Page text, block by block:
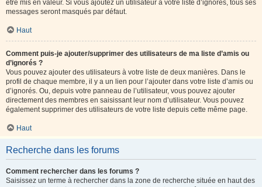
être mis en valeur. Si vous ajoutez un utilisateur à votre liste d’ignorés, tous ses
messages seront masqués par défaut.
Haut
Comment puis-je ajouter/supprimer des utilisateurs de ma liste d’amis ou
d’ignorés ?
Vous pouvez ajouter des utilisateurs à votre liste de deux manières. Dans le
profil de chaque membre, il y a un lien pour l’ajouter dans votre liste d’amis ou
d’ignorés. Ou, depuis votre panneau de l’utilisateur, vous pouvez ajouter
directement des membres en saisissant leur nom d’utilisateur. Vous pouvez
également supprimer des utilisateurs de votre liste depuis cette même page.
Haut
Recherche dans les forums
Comment rechercher dans les forums ?
Saisissez un terme à rechercher dans la zone de recherche située en haut des